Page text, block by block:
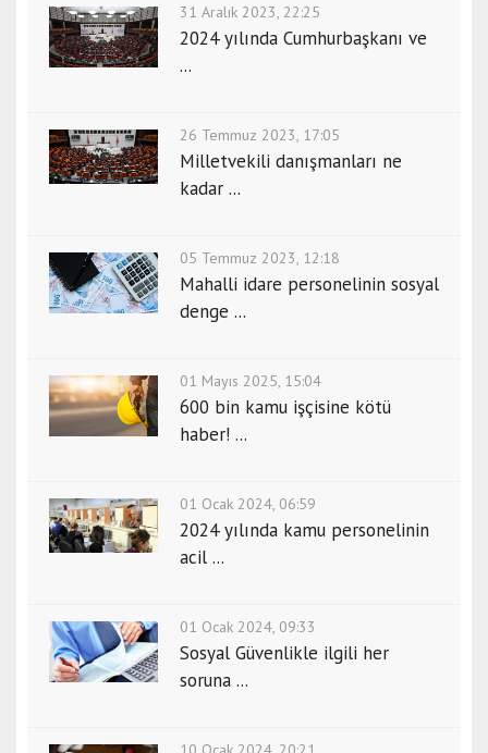
31 Aralık 2023, 22:25
2024 yılında Cumhurbaşkanı ve
...
26 Temmuz 2023, 17:05
Milletvekili danışmanları ne
kadar ...
05 Temmuz 2023, 12:18
Mahalli idare personelinin sosyal
denge ...
01 Mayıs 2025, 15:04
600 bin kamu işçisine kötü
haber! ...
01 Ocak 2024, 06:59
2024 yılında kamu personelinin
acil ...
01 Ocak 2024, 09:33
Sosyal Güvenlikle ilgili her
soruna ...